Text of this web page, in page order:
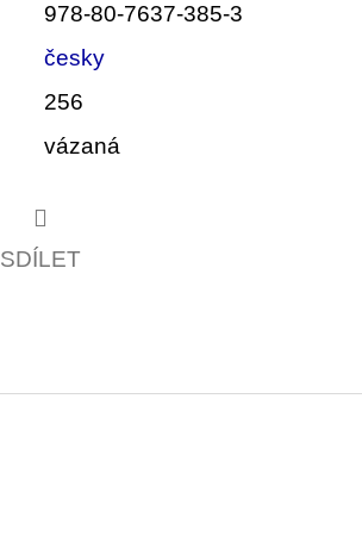
978-80-7637-385-3
česky
256
vázaná
SDÍLET